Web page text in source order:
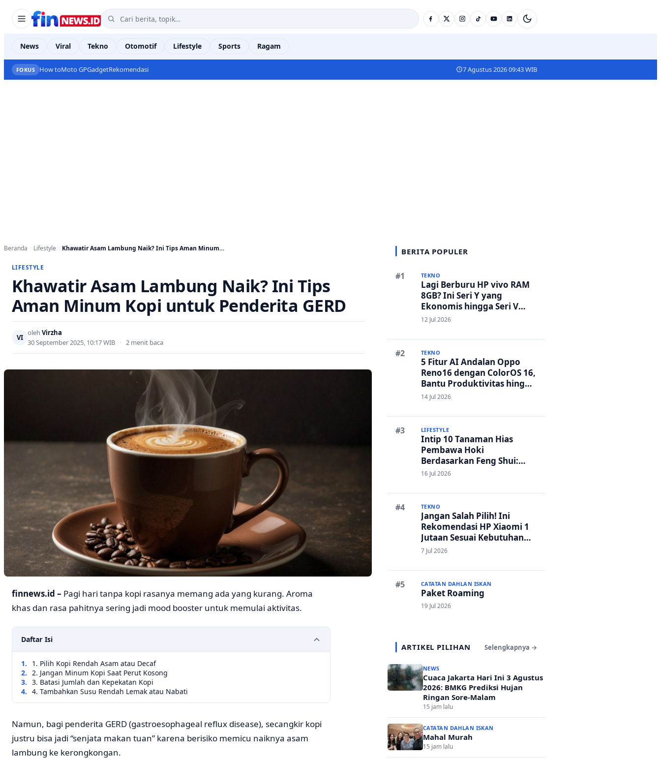
News Viral Tekno Otomotif Lifestyle Sports Ragam
FOKUS How toMoto GPGadgetRekomendasi 7 Agustus 2026 09:43 WIB
Beranda Lifestyle Khawatir Asam Lambung Naik? Ini Tips Aman Minum…
LIFESTYLE
Khawatir Asam Lambung Naik? Ini Tips
Aman Minum Kopi untuk Penderita GERD
VI
oleh Virzha
30 September 2025, 10:17 WIB • 2 menit baca
finnews.id – Pagi hari tanpa kopi rasanya memang ada yang kurang. Aroma
khas dan rasa pahitnya sering jadi mood booster untuk memulai aktivitas.
Daftar Isi
1. Pilih Kopi Rendah Asam atau Decaf
2. Jangan Minum Kopi Saat Perut Kosong
3. Batasi Jumlah dan Kepekatan Kopi
4. Tambahkan Susu Rendah Lemak atau Nabati
Namun, bagi penderita GERD (gastroesophageal reflux disease), secangkir kopi
justru bisa jadi “senjata makan tuan” karena berisiko memicu naiknya asam
lambung ke kerongkongan.
BERITA POPULER
TEKNO
Lagi Berburu HP vivo RAM
8GB? Ini Seri Y yang
Ekonomis hingga Seri V
Berstandar Militer!
12 Jul 2026
TEKNO
5 Fitur AI Andalan Oppo
Reno16 dengan ColorOS 16,
Bantu Produktivitas hingga
Edit Foto Lebih Praktis
14 Jul 2026
LIFESTYLE
Intip 10 Tanaman Hias
Pembawa Hoki
Berdasarkan Feng Shui:
Rumah Adem dan Rezeki
16 Jul 2026
TEKNO
Jangan Salah Pilih! Ini
Rekomendasi HP Xiaomi 1
Jutaan Sesuai Kebutuhan
Anda
7 Jul 2026
CATATAN DAHLAN ISKAN
Paket Roaming
19 Jul 2026
ARTIKEL PILIHAN Selengkapnya →
NEWS
Cuaca Jakarta Hari Ini 3 Agustus
2026: BMKG Prediksi Hujan
Ringan Sore-Malam
15 jam lalu
CATATAN DAHLAN ISKAN
Mahal Murah
15 jam lalu